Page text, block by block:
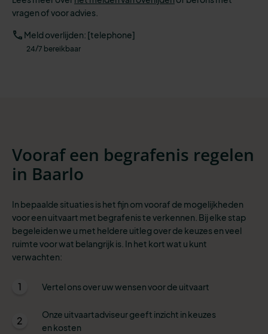
vragen of voor advies.
Meld overlijden: [telephone]
24/7 bereikbaar
Vooraf een begrafenis regelen
in Baarlo
In bepaalde situaties is het fijn om vooraf de mogelijkheden
voor een uitvaart met begrafenis te verkennen. Bij elke stap
begeleiden we u met heldere uitleg over de keuzes en veel
ruimte voor wat belangrijk is. In het kort wat u kunt
verwachten:
1 Vertel ons over uw wensen voor de uitvaart
2
Onze uitvaartadviseur geeft inzicht in keuzes
en kosten